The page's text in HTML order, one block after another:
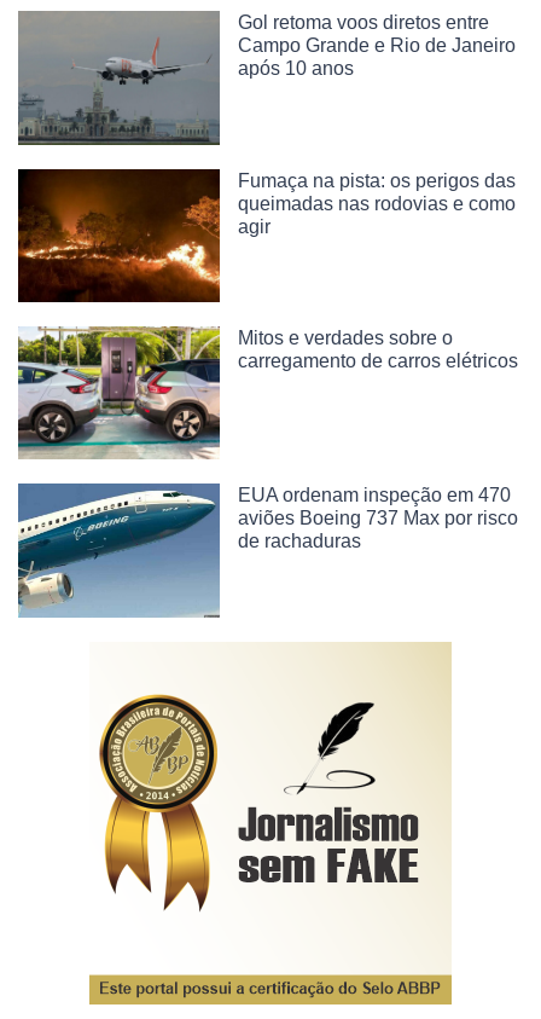
Gol retoma voos diretos entre
Campo Grande e Rio de Janeiro
após 10 anos
Fumaça na pista: os perigos das
queimadas nas rodovias e como
agir
Mitos e verdades sobre o
carregamento de carros elétricos
EUA ordenam inspeção em 470
aviões Boeing 737 Max por risco
de rachaduras